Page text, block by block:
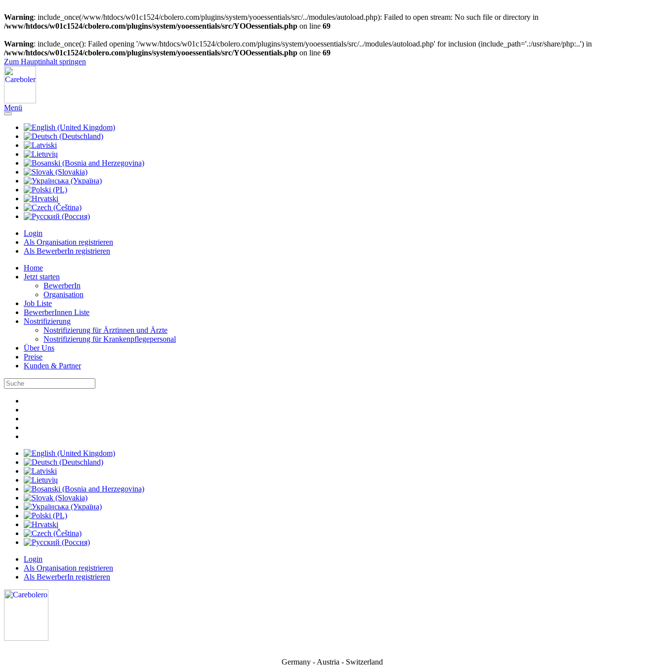
Warning: include_once(/www/htdocs/w01c1524/cbolero.com/plugins/system/yooessentials/src/../modules/autoload.php): Failed to open stream: No such file or directory in
/www/htdocs/w01c1524/cbolero.com/plugins/system/yooessentials/src/YOOessentials.php on line 69
Warning: include_once(): Failed opening '/www/htdocs/w01c1524/cbolero.com/plugins/system/yooessentials/src/../modules/autoload.php' for inclusion (include_path='.:/usr/share/php:..') in
/www/htdocs/w01c1524/cbolero.com/plugins/system/yooessentials/src/YOOessentials.php on line 69
Zum Hauptinhalt springen
Menü
Login
Als Organisation registrieren
Als BewerberIn registrieren
Home
Jetzt starten
BewerberIn
Organisation
Job Liste
BewerberInnen Liste
Nostrifizierung
Nostrifizierung für Ärztinnen und Ärzte
Nostrifizierung für Krankenpflegepersonal
Über Uns
Preise
Kunden & Partner
Login
Als Organisation registrieren
Als BewerberIn registrieren
Germany - Austria - Switzerland